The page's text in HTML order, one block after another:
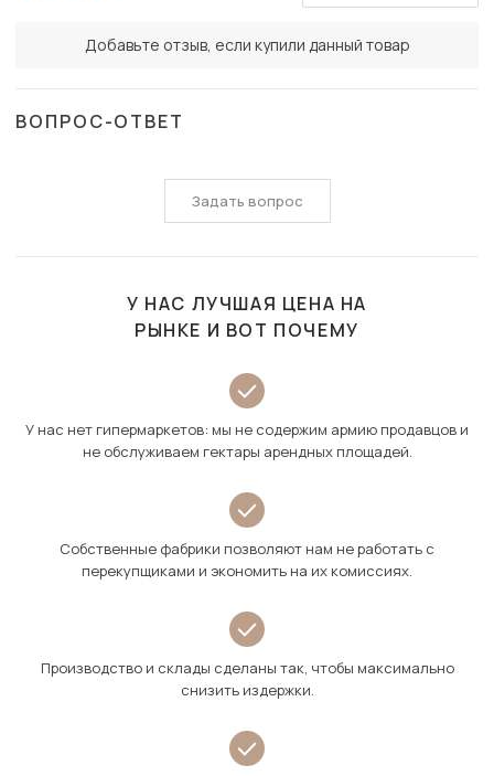
Добавьте отзыв, если купили данный товар
ВОПРОС-ОТВЕТ
Задать вопрос
У НАС ЛУЧШАЯ ЦЕНА НА
РЫНКЕ И ВОТ ПОЧЕМУ
У нас нет гипермаркетов: мы не содержим армию продавцов и
не обслуживаем гектары арендных площадей.
Собственные фабрики позволяют нам не работать с
перекупщиками и экономить на их комиссиях.
Производство и склады сделаны так, чтобы максимально
снизить издержки.